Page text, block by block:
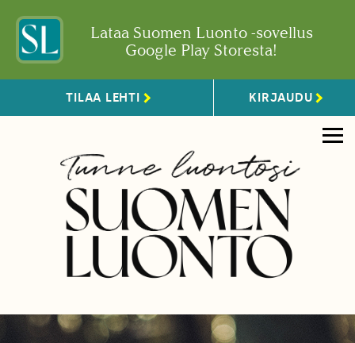
Lataa Suomen Luonto -sovellus
Google Play Storesta!
TILAA LEHTI KIRJAUDU